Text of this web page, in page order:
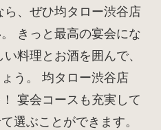
、ぜひ均タロー渋谷店
きっと最高の宴会にな
料理とお酒を囲んで、
う。 均タロー渋谷店
宴会コースも充実して
選ぶことができます。